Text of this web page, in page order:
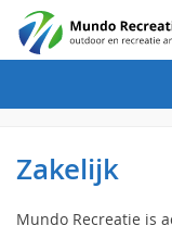
Zakelijk
Mundo Recreatie is